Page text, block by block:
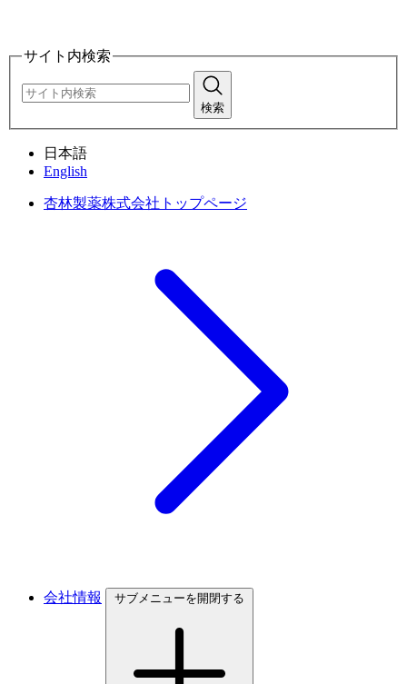
サイト内検索
検索
日本語
English
杏林製薬株式会社トップページ
会社情報 サブメニューを開閉する